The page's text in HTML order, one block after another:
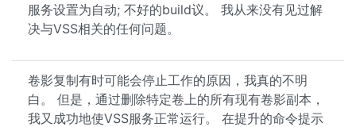
服务设置为自动; 不好的build议。 我从来没有见过解
决与VSS相关的任何问题。
卷影复制有时可能会停止工作的原因，我真的不明
白。 但是，通过删除特定卷上的所有现有卷影副本，
我又成功地使VSS服务正常运行。 在提升的命令提示